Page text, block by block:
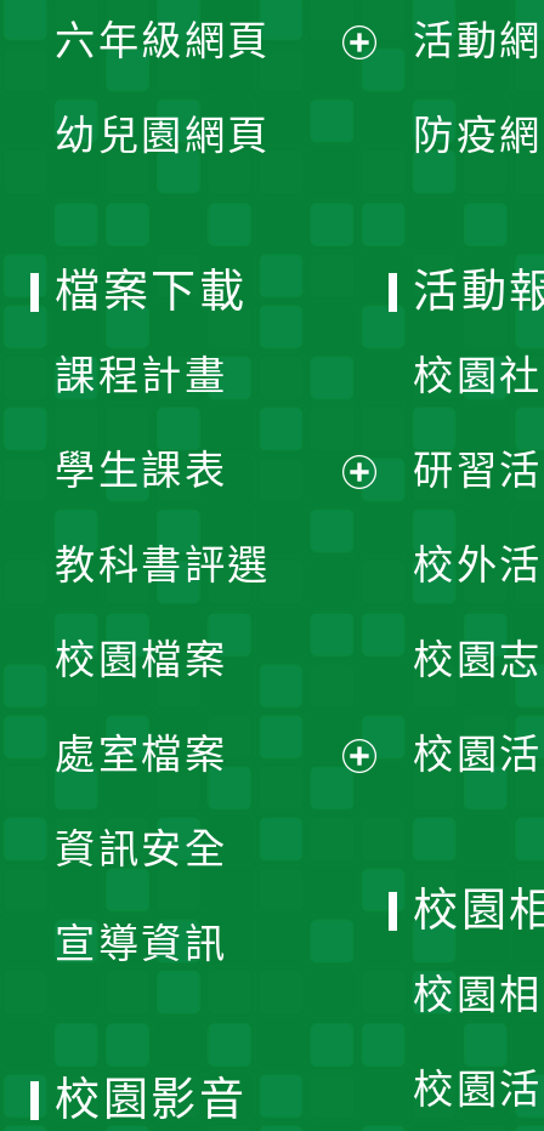
單
選
開
六年級網頁
幼兒園網頁
活動
防疫
檔案下載
課程計畫
學生課表
單
教科書評選
校園檔案
處室檔案
資訊安全
宣導資訊
活動
校園
研習
校外
校園
校園
校園
校園
校園
校園影音